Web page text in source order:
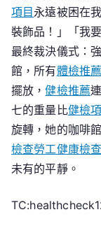
項目永遠被困在
裝飾品！」「我
最終裁決儀式：
館，所有體檢推薦
擺放，健檢推薦
七的重量比健檢
旋轉，她的咖啡
檢查勞工健康檢
未有的平靜。